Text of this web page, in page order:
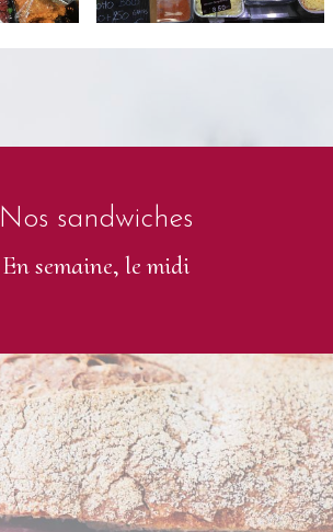
Nos sandwiches
En semaine, le midi